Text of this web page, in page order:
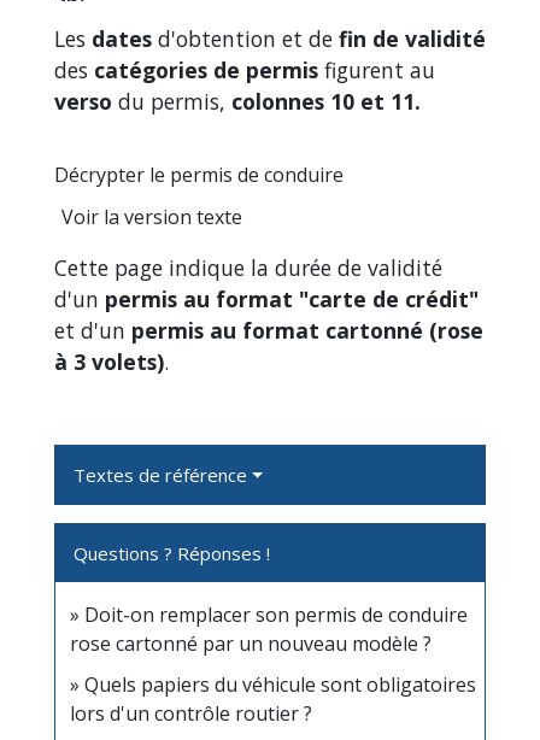
Les dates d'obtention et de fin de validité
des catégories de permis figurent au
verso du permis, colonnes 10 et 11.
Décrypter le permis de conduire
Voir la version texte
Cette page indique la durée de validité
d'un permis au format "carte de crédit"
et d'un permis au format cartonné (rose
à 3 volets).
Textes de référence
Questions ? Réponses !
Doit-on remplacer son permis de conduire
rose cartonné par un nouveau modèle ?
Quels papiers du véhicule sont obligatoires
lors d'un contrôle routier ?